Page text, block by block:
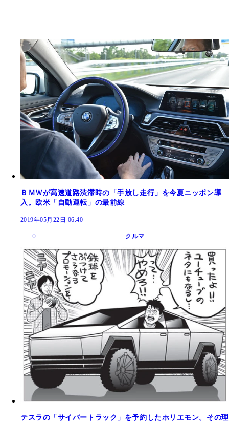
ＢＭＷが高速道路渋滞時の「手放し走行」を今夏ニッポン導
入。欧米「自動運転」の最前線
2019年05月22日 06:40
クルマ
テスラの「サイバートラック」を予約したホリエモン。その理